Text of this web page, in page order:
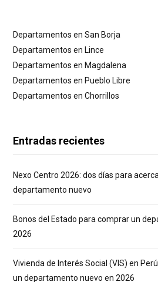
Departamentos en San Borja
Departamentos en Lince
Departamentos en Magdalena
Departamentos en Pueblo Libre
Departamentos en Chorrillos
Entradas recientes
Nexo Centro 2026: dos días para
departamento nuevo
Bonos del Estado para comprar un
2026
Vivienda de Interés Social (VIS) en
un departamento nuevo en 2026